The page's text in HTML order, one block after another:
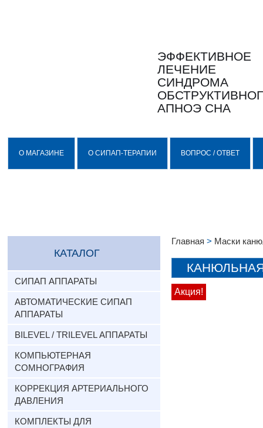
ЭФФЕКТИВНОЕ
ЛЕЧЕНИЕ
СИНДРОМА
АПНОЭ СНА
О МАГАЗИНЕ О СИПАП-ТЕРАПИИ ВОПРОС / ОТВЕТ
КАТАЛОГ
ОБОРУДОВАНИЯ
СИПАП АППАРАТЫ
АВТОМАТИЧЕСКИЕ СИПАП
АППАРАТЫ
BILEVEL / TRILEVEL АППАРАТЫ
КОМПЬЮТЕРНАЯ
СОМНОГРАФИЯ
КОРРЕКЦИЯ АРТЕРИАЛЬНОГО
ДАВЛЕНИЯ
КОМПЛЕКТЫ ДЛЯ
Главная > Маски
КАНЮЛЬНАЯ
Акция!